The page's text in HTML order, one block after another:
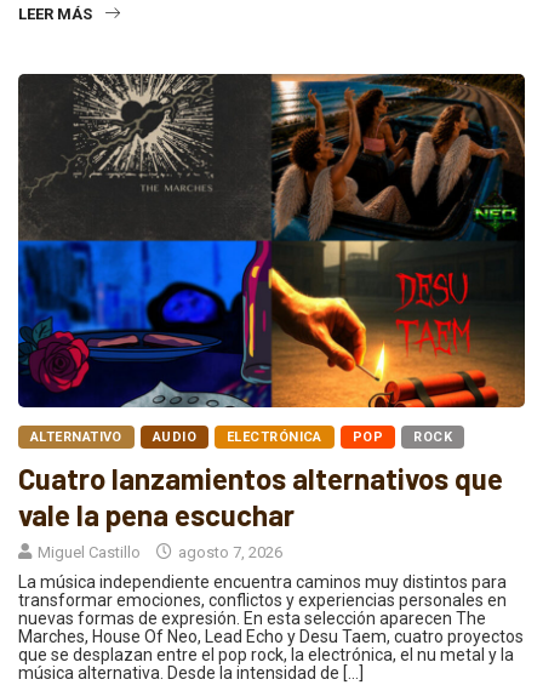
LEER MÁS
ALTERNATIVO AUDIO ELECTRÓNICA POP ROCK
Cuatro lanzamientos alternativos que
vale la pena escuchar
Miguel Castillo agosto 7, 2026
La música independiente encuentra caminos muy distintos para
transformar emociones, conflictos y experiencias personales en
nuevas formas de expresión. En esta selección aparecen The
Marches, House Of Neo, Lead Echo y Desu Taem, cuatro proyectos
que se desplazan entre el pop rock, la electrónica, el nu metal y la
música alternativa. Desde la intensidad de […]